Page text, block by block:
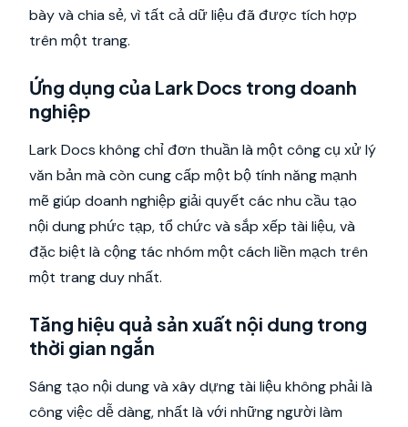
bày và chia sẻ, vì tất cả dữ liệu đã được tích hợp
trên một trang.
Ứng dụng của Lark Docs trong doanh
nghiệp
Lark Docs không chỉ đơn thuần là một công cụ xử lý
văn bản mà còn cung cấp một bộ tính năng mạnh
mẽ giúp doanh nghiệp giải quyết các nhu cầu tạo
nội dung phức tạp, tổ chức và sắp xếp tài liệu, và
đặc biệt là cộng tác nhóm một cách liền mạch trên
một trang duy nhất.
Tăng hiệu quả sản xuất nội dung trong
thời gian ngắn
Sáng tạo nội dung và xây dựng tài liệu không phải là
công việc dễ dàng, nhất là với những người làm